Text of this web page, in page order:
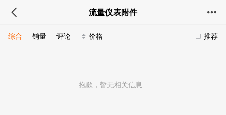
流量仪表附件
推荐
综合 销量 评论 价格
抱歉，暂无相关信息